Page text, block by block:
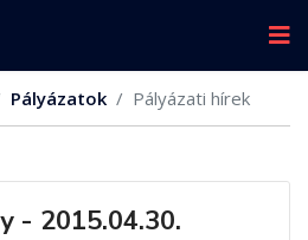
Pályázatok Pályázati hírek
- 2015.04.30.